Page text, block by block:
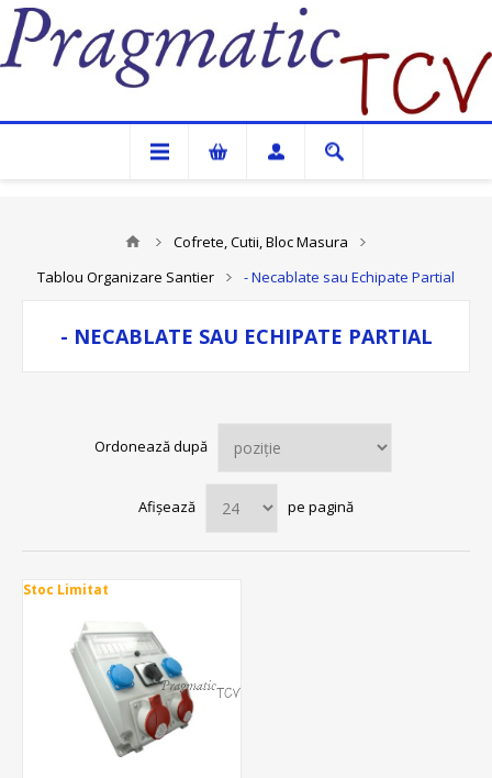
Pragmatic TCV
Cofrete, Cutii, Bloc Masura
Tablou Organizare Santier
- Necablate sau Echipate Partial
- NECABLATE SAU ECHIPATE PARTIAL
Ordonează după
Afișează pe pagină
Stoc Limitat